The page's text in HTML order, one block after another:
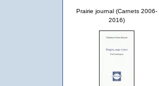
Prairie journal (Carnets 2006-
2016)